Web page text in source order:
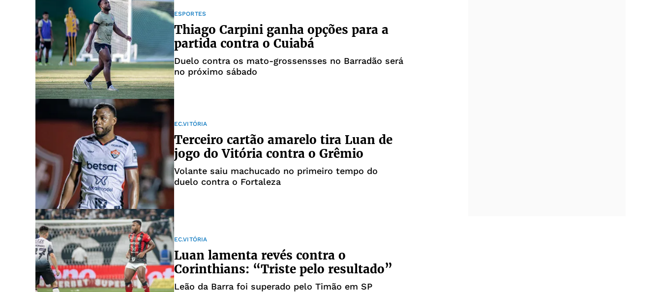
ESPORTES
Thiago Carpini ganha opções para a
partida contra o Cuiabá
Duelo contra os mato-grossensses no Barradão será
no próximo sábado
EC.VITÓRIA
Terceiro cartão amarelo tira Luan de
jogo do Vitória contra o Grêmio
Volante saiu machucado no primeiro tempo do
duelo contra o Fortaleza
EC.VITÓRIA
Luan lamenta revés contra o
Corinthians: “Triste pelo resultado”
Leão da Barra foi superado pelo Timão em SP